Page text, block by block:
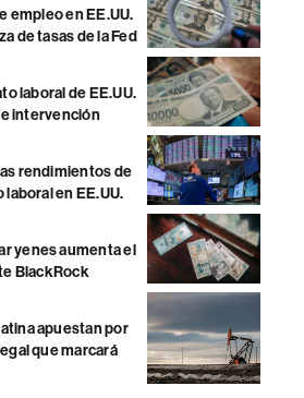
empleo en EE.UU.
de tasas de la Fed
laboral de EE.UU.
intervención
rendimientos de
en EE.UU.
yenes aumenta el
BlackRock
apuestan por
que marcará